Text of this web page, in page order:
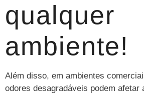
qualquer
ambiente!
Além disso, em ambientes
odores desagradáveis podem afetar